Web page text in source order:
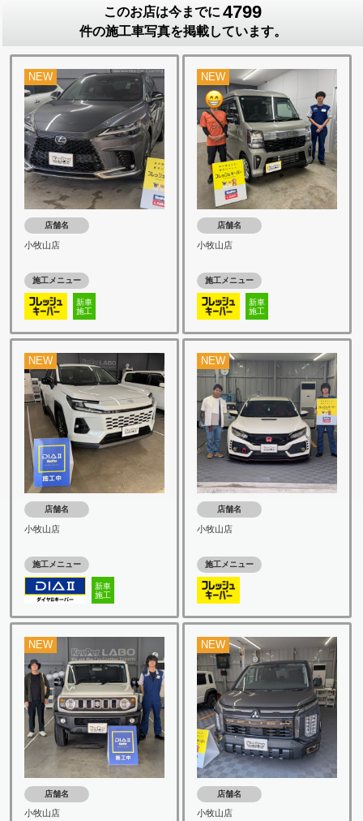
このお店は今までに 4799
件の施工車写真を掲載しています。
NEW
店舗名
小牧山店
施工メニュー
新車
施工
NEW
店舗名
小牧山店
施工メニュー
新車
施工
NEW
店舗名
小牧山店
施工メニュー
新車
施工
NEW
店舗名
小牧山店
施工メニュー
NEW
店舗名
小牧山店
NEW
店舗名
小牧山店